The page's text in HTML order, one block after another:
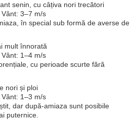
senin, cu câțiva nori trecători
Vânt: 3–7 m/s
în special sub formă de averse de
mult înnorată
Vânt: 1–4 m/s
cu perioade scurte fără
nori și ploi
Vânt: 1–3 m/s
dar după-amiaza sunt posibile
puternice.